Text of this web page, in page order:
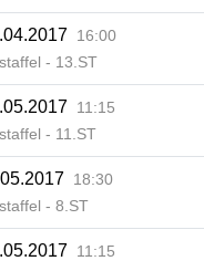
16:00
- 13.ST
11:15
- 11.ST
18:30
- 8.ST
11:15